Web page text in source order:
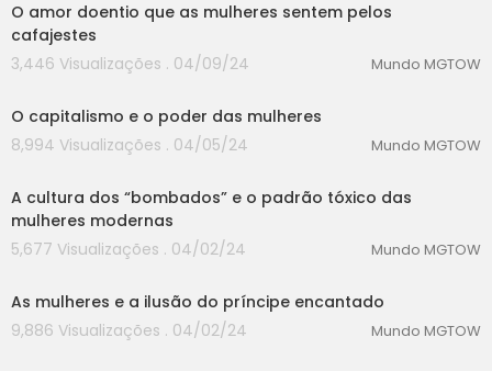
O amor doentio que as mulheres sentem pelos
cafajestes
3,446 Visualizações . 04/09/24
Mundo MGTOW
O capitalismo e o poder das mulheres
8,994 Visualizações . 04/05/24
Mundo MGTOW
A cultura dos “bombados” e o padrão tóxico das
mulheres modernas
5,677 Visualizações . 04/02/24
Mundo MGTOW
As mulheres e a ilusão do príncipe encantado
9,886 Visualizações . 04/02/24
Mundo MGTOW